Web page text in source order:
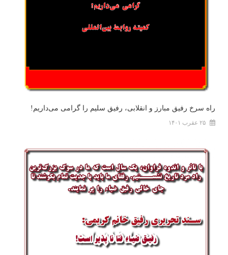
راه سرخ رفیق مبارز و انقلابی، رفیق سلیم را گرامی می‌داریم!
۲۵ عقرب ۱۴۰۱